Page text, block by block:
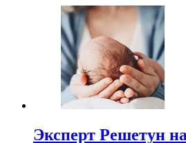
Эксперт Решетун